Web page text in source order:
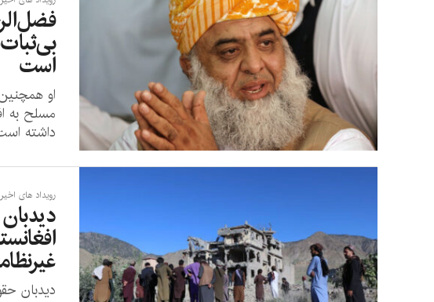
است
او
مسلح به
داشته
رویداد های اخیر
دیدبان